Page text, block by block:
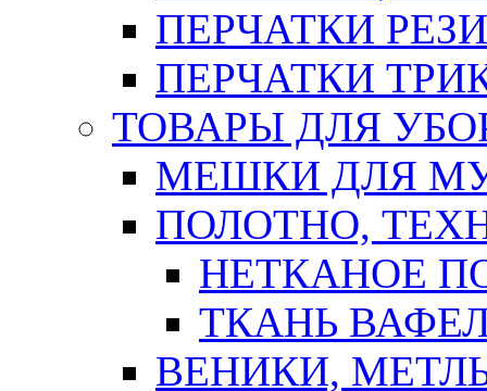
ПЕРЧАТКИ
ПЕРЧАТКИ
ТОВАРЫ ДЛЯ
МЕШКИ ДЛЯ
ПОЛОТНО,
НЕТКАНОЕ
ТКАНЬ
ВЕНИКИ,